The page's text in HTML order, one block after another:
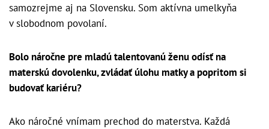
samozrejme aj na Slovensku. Som aktívna umelkyňa
v slobodnom povolaní.
Bolo náročne pre mladú talentovanú ženu odísť na
materskú dovolenku, zvládať úlohu matky a popritom si
budovať kariéru?
Ako náročné vnímam prechod do materstva. Každá